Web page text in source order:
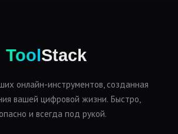
ToolStack
онлайн-инструментов, созданная
вашей цифровой жизни. Быстро,
и всегда под рукой.